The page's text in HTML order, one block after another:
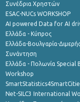
Συνέδρια Χρηστών
ESAC-NUCs WORKSHOP
AI powered Data for AI
Ελλάδα - Κύπρος
Ελλάδα-Βουλγαρία-
Συνάντηση
Ελλάδα - Πολωνία Special
Workshop
Net-SILC3 International